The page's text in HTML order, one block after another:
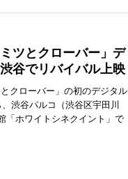
ツとクローバー」デ
谷でリバイバル上映
クローバー」の初のデジタル
渋谷パルコ（渋谷区宇田川
「ホワイトシネクイント」で